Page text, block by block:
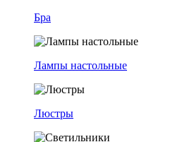
Бра
Лампы настольные
Люстры